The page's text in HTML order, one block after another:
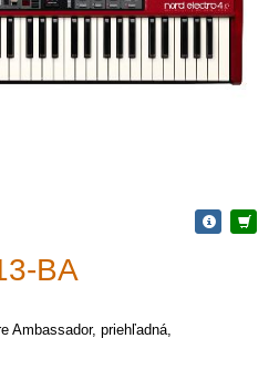
BA
Ambassador, priehľadná,